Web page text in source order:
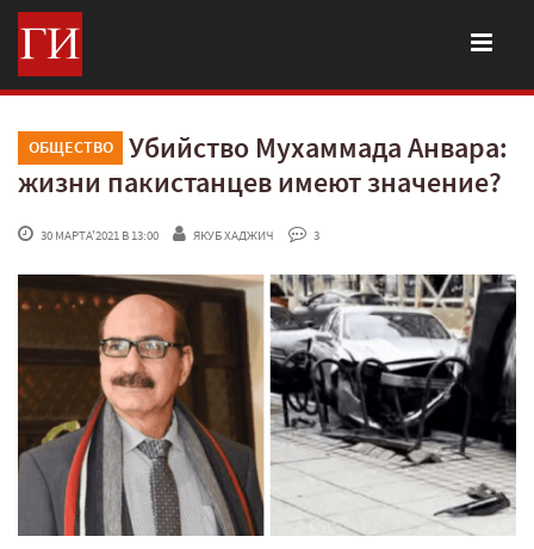
ОБЩЕСТВО
Убийство Мухаммада Анвара:
жизни пакистанцев имеют значение?
30 МАРТА'2021 В 13:00 ЯКУБ ХАДЖИЧ 3